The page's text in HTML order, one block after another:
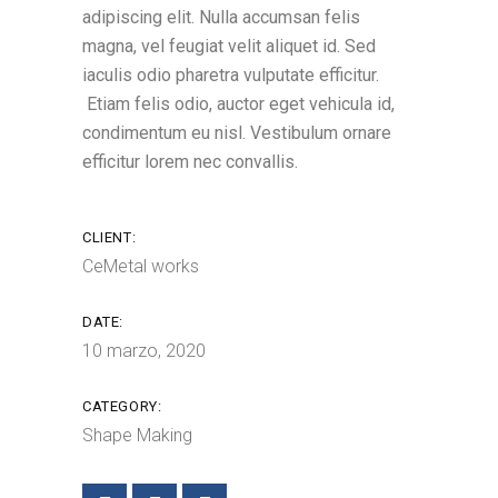
adipiscing elit. Nulla accumsan felis
magna, vel feugiat velit aliquet id. Sed
iaculis odio pharetra vulputate efficitur.
Etiam felis odio, auctor eget vehicula id,
condimentum eu nisl. Vestibulum ornare
efficitur lorem nec convallis.
CLIENT:
CeMetal works
DATE:
10 marzo, 2020
CATEGORY:
Shape Making